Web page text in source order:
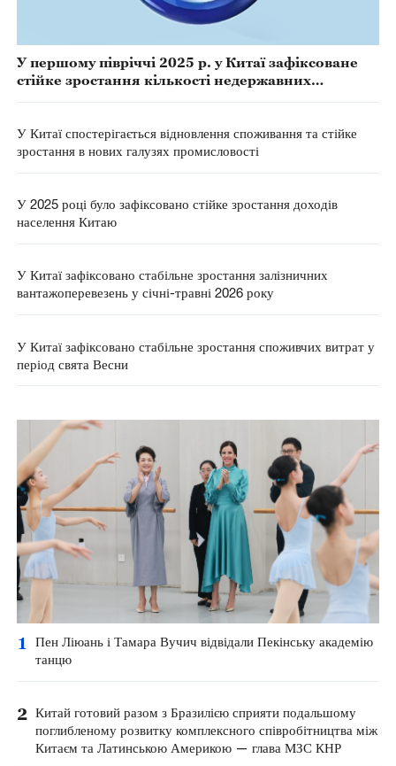
У першому півріччі 2025 р. у Китаї зафіксоване
стійке зростання кількості недержавних
У Китаї спостерігається відновлення споживання та стійке
зростання в нових галузях промисловості
У 2025 році було зафіксовано стійке зростання доходів
населення Китаю
У Китаї зафіксовано стабільне зростання залізничних
вантажоперевезень у січні-травні 2026 року
У Китаї зафіксовано стабільне зростання споживчих витрат у
період свята Весни
1
Пен Ліюань і Тамара Вучич відвідали Пекінську академію
танцю
2 Китай готовий разом з Бразилією сприяти подальшому
поглибленому розвитку комплексного співробітництва між
Китаєм та Латинською Америкою — глава МЗС КНР